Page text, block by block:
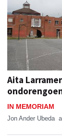
Aita
IN MEMORIAM
Jon Ander Ubeda